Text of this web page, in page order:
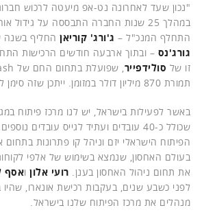
"נכון שעד לאחרונה נט-אפ מיעטה לרכוש
במהלך 25 שנות החברה התבססה על
התחלף המנכ"ל – ג'ורג' קוריאן החליף
גורג'נס – ובתוך ארבעה חודשים הרכישות
זו של סולידפייר
תמורת 870 מיליון דולר במזומן. ייתכן שזה סימן לבאות.
באשר לפעילות בישראל, יש לנו מרכז פיתוח
שכולל כ-40 עובדים ועתיד לגייס עובדים
הפיתוח הישראלי יזם וניהל קו פתרונות בתחום
בעולם האחסון, שנמצא בשימוש של אלפי
את תחום ניהול האחסון בענן. רועי אלון ואסף
לפני כשבע שנים, בעקבות רכישת אונארו, שהיו
מנהלים את מרכז הפיתוח שלנו בישראל.